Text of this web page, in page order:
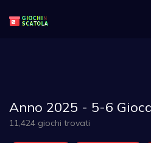
Anno 2025 - 5-6
11,424 giochi trovati